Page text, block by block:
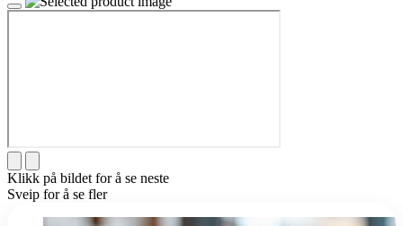
Klikk på bildet for å se neste
Sveip for å se fler